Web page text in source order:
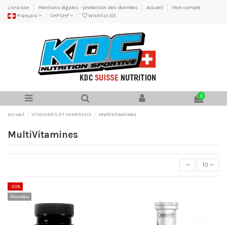
Livraison Mentions légales - protection des données Accueil
Mon compte
Français
CHF CHF Wishlist (0)
0
Accueil VITAMINES ET MINERAUX MultiVitamines
MultiVitamines
10
-20%
Nouveau